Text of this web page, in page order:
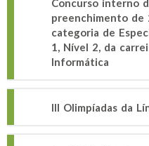
Concurso interno
preenchimento de
categoria de
1, Nível 2, da
Informática
III Olimpíadas da